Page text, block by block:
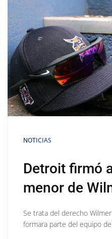
NOTICIAS
Detroit firmó
menor de
Se trata del derecho
formara parte del equipo